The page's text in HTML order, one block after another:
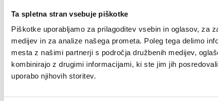
Ta spletna stran vsebuje piškotke
Piškotke uporabljamo za prilagoditev vsebin in oglasov, za
medijev in za analize našega prometa. Poleg tega delimo
mesta z našimi partnerji s področja družbenih medijev,
kombinirajo z drugimi informacijami, ki ste jim jih
uporabo njihovih storitev.
Kaj počnemo
Prodaja pregledanih vozil z garancijo
Kontaktni podatki